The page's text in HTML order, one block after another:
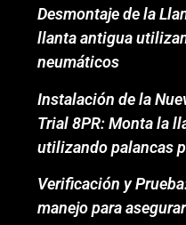
Desmontaje de la
llanta antigua
neumáticos
Instalación de la
Trial 8PR: Monta la
utilizando palancas
Verificación y
manejo para